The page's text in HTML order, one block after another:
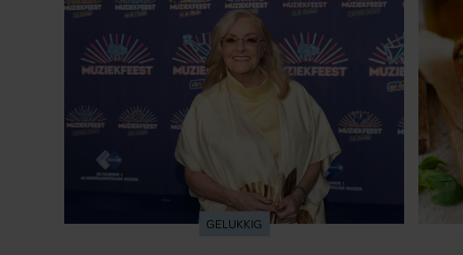
GELUKKIG